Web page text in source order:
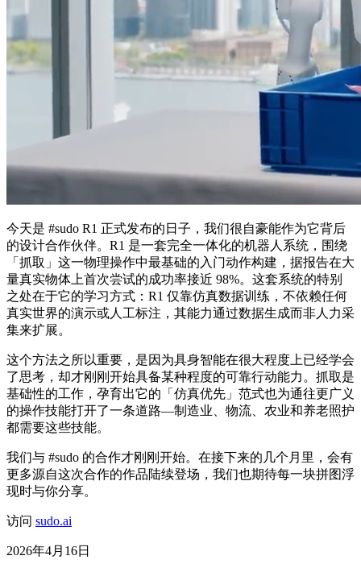
今天是 #sudo R1 正式发布的日子，我们很自豪能作为它背后
的设计合作伙伴。R1 是一套完全一体化的机器人系统，围绕
「抓取」这一物理操作中最基础的入门动作构建，据报告在大
量真实物体上首次尝试的成功率接近 98%。这套系统的特别
之处在于它的学习方式：R1 仅靠仿真数据训练，不依赖任何
真实世界的演示或人工标注，其能力通过数据生成而非人力采
集来扩展。
这个方法之所以重要，是因为具身智能在很大程度上已经学会
了思考，却才刚刚开始具备某种程度的可靠行动能力。抓取是
基础性的工作，孕育出它的「仿真优先」范式也为通往更广义
的操作技能打开了一条道路—制造业、物流、农业和养老照护
都需要这些技能。
我们与 #sudo 的合作才刚刚开始。在接下来的几个月里，会有
更多源自这次合作的作品陆续登场，我们也期待每一块拼图浮
现时与你分享。
访问 sudo.ai
2026年4月16日